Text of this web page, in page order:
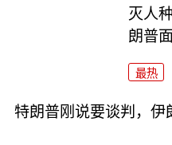
灭人
朗普
最热
特朗普刚说要谈判，伊